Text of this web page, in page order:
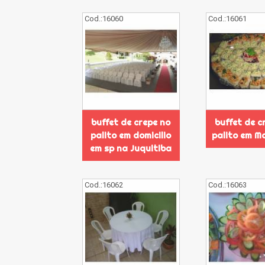
Cod.:16060
buffet de crepe no
palito em domicilio
em sp na Juquitiba
Cod.:16061
buffet de
palito em
Cod.:16062 Cod.:16063